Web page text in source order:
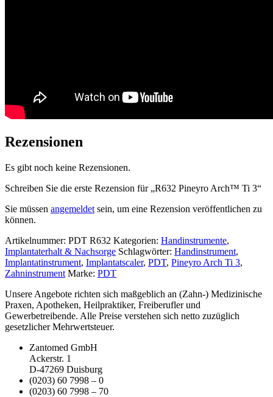
Rezensionen
Es gibt noch keine Rezensionen.
Schreiben Sie die erste Rezension für „R632 Pineyro Arch™ Ti 3“
Sie müssen angemeldet sein, um eine Rezension veröffentlichen zu
können.
Artikelnummer: PDT R632 Kategorien: Handinstrumente,
Implantaterhalt & Nachsorge Schlagwörter: Handinstrument,
Implantatinstrument, Implantatscaler, PDT, Pineyro Arch Ti 3,
Zahninstrument Marke: PDT
Unsere Angebote richten sich maßgeblich an (Zahn-) Medizinische
Praxen, Apotheken, Heilpraktiker, Freiberufler und
Gewerbetreibende. Alle Preise verstehen sich netto zuzüglich
gesetzlicher Mehrwertsteuer.
Zantomed GmbH
Ackerstr. 1
D-47269 Duisburg
(0203) 60 7998 – 0
(0203) 60 7998 – 70